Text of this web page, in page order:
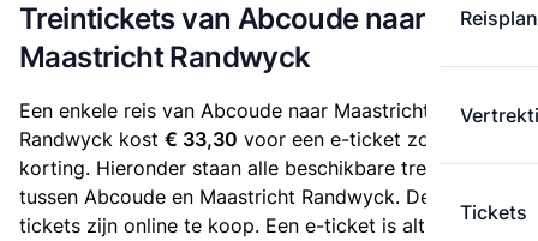
Tickets
Treintickets van Abcoude naar
Maastricht Randwyck
Een enkele reis van Abcoude naar Maastricht
Randwyck kost € 33,30 voor een e-ticket zonder
korting. Hieronder staan alle beschikbare treintickets
tussen Abcoude en Maastricht Randwyck. Deze
tickets zijn online te koop. Een e-ticket is altijd